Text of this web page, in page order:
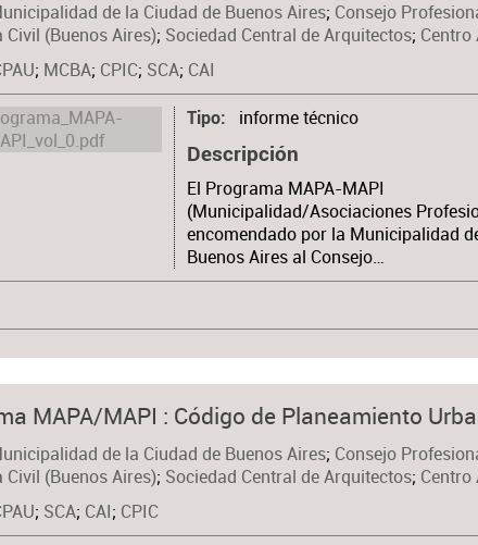
de la Ciudad de Buenos Aires; Consejo
Civil (Buenos Aires); Sociedad Central de Arquitectos; Centro
; MCBA; CPIC; SCA; CAI
Tipo informe técnico
Descripción
El Programa MAPA-MAPI
(Municipalidad/Asociaciones
encomendado por la Municipalidad
Buenos Aires al Consejo…
MAPA/MAPI : Código de Planeamiento
de la Ciudad de Buenos Aires; Consejo
Civil (Buenos Aires); Sociedad Central de Arquitectos; Centro
; SCA; CAI; CPIC